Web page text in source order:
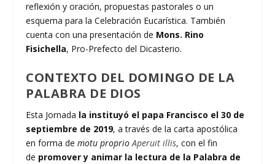
reflexión y oración, propuestas pastorales o un
esquema para la Celebración Eucarística. También
cuenta con una presentación de Mons. Rino
Fisichella, Pro-Prefecto del Dicasterio.
CONTEXTO DEL DOMINGO DE LA
PALABRA DE DIOS
Esta Jornada la instituyó el papa Francisco el 30 de
septiembre de 2019, a través de la carta apostólica
en forma demotu proprioAperuit illis, con el fin
de promover y animar la lectura de la Palabra de